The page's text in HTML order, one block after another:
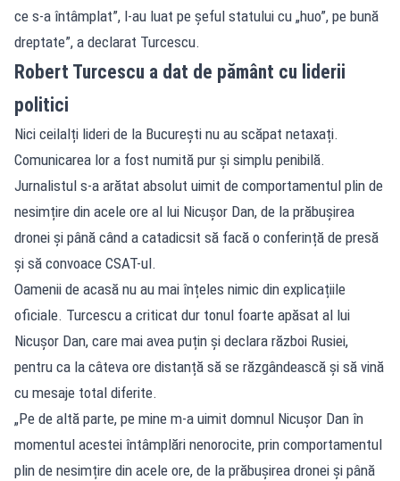
ce s-a întâmplat”, l-au luat pe șeful statului cu „huo”, pe bună
dreptate”, a declarat Turcescu.
Robert Turcescu a dat de pământ cu liderii
politici
Nici ceilalți lideri de la București nu au scăpat netaxați.
Comunicarea lor a fost numită pur și simplu penibilă.
Jurnalistul s-a arătat absolut uimit de comportamentul plin de
nesimțire din acele ore al lui Nicușor Dan, de la prăbușirea
dronei și până când a catadicsit să facă o conferință de presă
și să convoace CSAT-ul.
Oamenii de acasă nu au mai înțeles nimic din explicațiile
oficiale. Turcescu a criticat dur tonul foarte apăsat al lui
Nicușor Dan, care mai avea puțin și declara război Rusiei,
pentru ca la câteva ore distanță să se răzgândească și să vină
cu mesaje total diferite.
„Pe de altă parte, pe mine m-a uimit domnul Nicușor Dan în
momentul acestei întâmplări nenorocite, prin comportamentul
plin de nesimțire din acele ore, de la prăbușirea dronei și până